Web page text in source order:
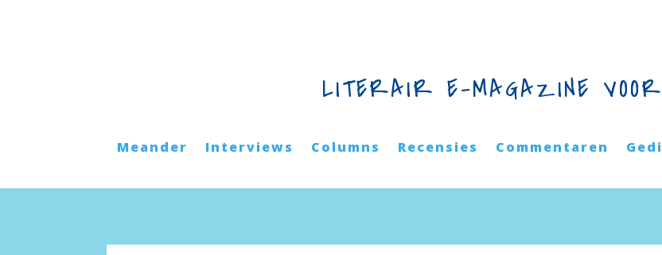
LITERAIR E-MAGAZINE
Meander Interviews Columns Recensies Commentaren